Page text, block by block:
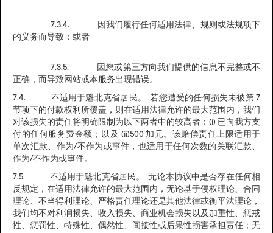
7.3.4. 因我们履行任何适用法律、规则或法规项下
的义务而导致；或者
7.3.5. 因您或第三方向我们提供的信息不完整或不
正确，而导致网站或本服务出现错误。
7.4. 不适用于魁北克省居民。 若您遭受的任何损失未被第 7
节项下的付款权利所覆盖，则在适用法律允许的最大范围内，我们
对该损失的责任将明确限制为以下两者中的较高者：(i) 已向我方支
付的任何服务费金额；以及 (ii)500 加元。该赔偿责任上限适用于
单次汇款、作为/不作为或事件，也适用于任何次数的关联汇款、
作为/不作为或事件。
7.5. 不适用于魁北克省居民。 无论本协议中是否存在任何相
反规定，在适用法律允许的最大范围内，无论基于侵权理论、合同
理论、不当得利理论、严格责任理论还是其他法律或衡平法理论，
我们均不对利润损失、收入损失、商业机会损失以及加重性、惩戒
性、惩罚性、特殊性、偶然性、间接性或后果性损害承担责任；无